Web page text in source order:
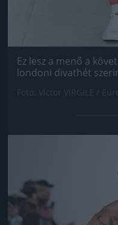
Ez lesz a menő a
londoni divathét